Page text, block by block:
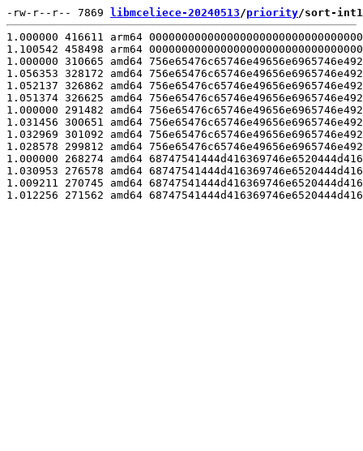
-rw-r--r-- 7869 libmceliece-20240513/priority/sort-
1.000000 416611 arm64
1.100542 458498 arm64
1.000000 310665 amd64
1.056353 328172 amd64
1.052137 326862 amd64
1.051374 326625 amd64
1.000000 291482 amd64
1.031456 300651 amd64
1.032969 301092 amd64
1.028578 299812 amd64
1.000000 268274 amd64
1.030953 276578 amd64
1.009211 270745 amd64